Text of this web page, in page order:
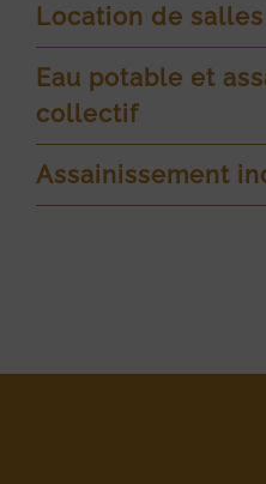
Location de salles
Eau potable et
collectif
Assainissement